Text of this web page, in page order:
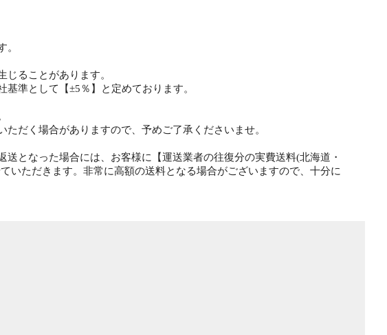
。
ることがあります。
準として【±5％】と定めております。
だく場合がありますので、予めご了承くださいませ。
となった場合には、お客様に【運送業者の往復分の実費送料(北海道・
いただきます。非常に高額の送料となる場合がございますので、十分に